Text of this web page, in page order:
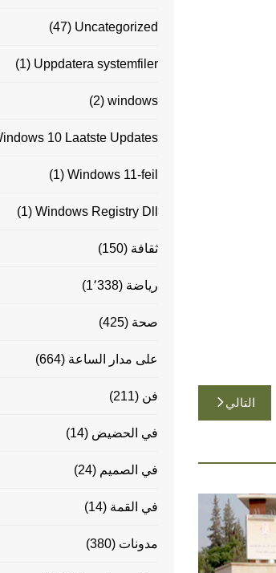
التالي
Uncategorized
(47)
Uppdatera systemfiler
(1)
windows
(2)
10 Laatste Updates
Windows 11-feil
(1)
Windows Registry Dll
(1)
ثقافة (150)
رياضة (1٬338)
صحة (425)
على مدار الساعة (664)
فن (211)
في الحضيض (14)
في الصميم (24)
في القمة (14)
مدونات (380)